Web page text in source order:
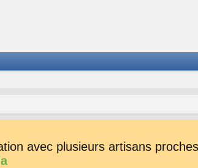
avec plusieurs artisans